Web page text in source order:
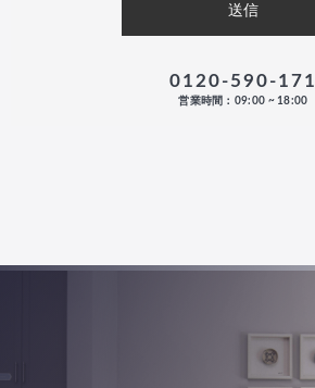
0120-590-171
営業時間：09:00 ~ 18:00